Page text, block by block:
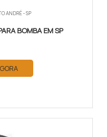
ANDRÉ - SP
BOMBA EM SP